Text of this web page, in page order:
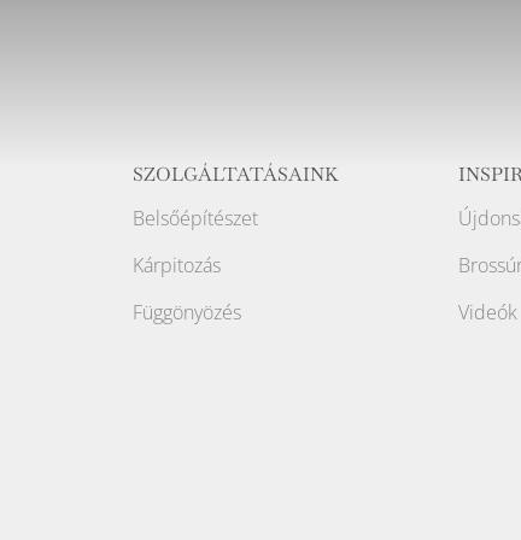
SZOLGÁLTATÁSAINK
Belsőépítészet
Kárpitozás
Függönyözés
Videók